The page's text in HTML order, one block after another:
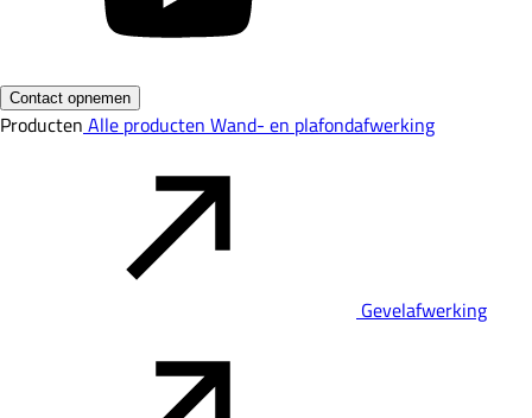
Contact opnemen
Producten Alle producten Wand- en plafondafwerking
Gevelafwerking